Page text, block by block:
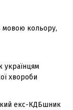
мовою кольору,
українцям
хвороби
екс-КДБшник